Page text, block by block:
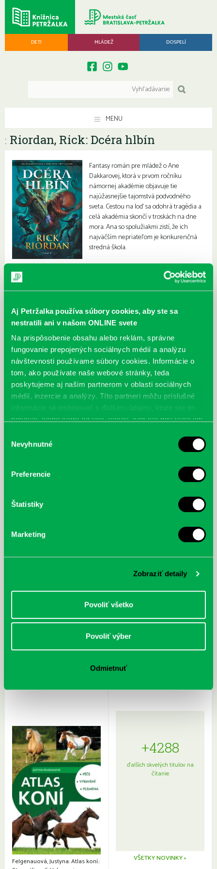
Aj Petržalka používa súbory cookies, aby ste sa
nestratili ani v našom ONLINE svete
Na prispôsobenie obsahu alebo reklám, správne
fungovanie prepojených sociálnych médií a analýzu
návštevnosti používame súbory cookies. Informácie o
tom, ako používate naše webové stránky, teda
poskytujeme aj našim partnerom v oblasti sociálnych
médií, inzercie a analýzy. Títo partneri môžu príslušné
informácie skombinovať s ďalšími údajmi, ktoré ste im
poskytli, alebo ktoré od vás získali, keď ste používali ich
súhlasu
Nevyhnutné
Preferencie
Štatistiky
Marketing
Zobraziť detaily
Povoliť všetko
Povoliť výber
Odmietnuť
DETI MLÁDEŽ DOSPELÍ
MENU
: Riordan, Rick: Dcéra hlbín
Fantasy román pre mládež o Ane
Dakkarovej, ktorá v prvom ročníku
námornej akadémie objavuje tie
najúžasnejšie tajomstvá podvodného
sveta. Cestou na loď sa odohrá tragédia a
celá akadémia skončí v troskách na dne
mora. Ana so spolužiakmi zistí, že ich
najväčším nepriateľom je konkurenčná
stredná škola.
McGrath, Andy: Tadej Pogačar:
nezastaviteľný
Rudź, Przemyslaw: Atlas hviezd:
Hardy, Paula: Japonsko na tanieri:
japonskou kuchyňou a etiketou
Felgenauová, Justyna: Atlas koní.:
+4288
ďalších skvelých titulov na
čítanie
VŠETKY NOVINKY »